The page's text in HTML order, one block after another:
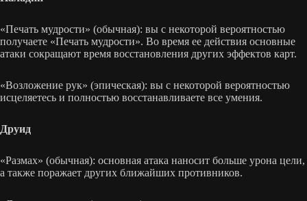
«Печать мудрости» (обычная): вы с некоторой вероятностью
получаете «Печать мудрости». Во время ее действия основные
атаки сокращают время восстановления других эффектов карт.
«Возложение рук» (эпическая): вы с некоторой вероятностью
исцеляетесь и полностью восстанавливаете все умения.
Друид
«Размах» (обычная): основная атака наносит больше урона цели,
а также поражает других ближайших противников.